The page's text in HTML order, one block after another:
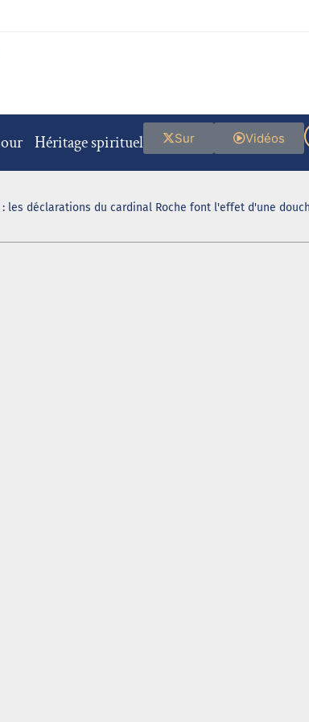
Héritage spirituel Vidéos
Sur
les déclarations du cardinal Roche font l'effet d'une